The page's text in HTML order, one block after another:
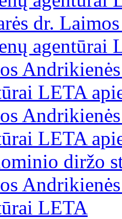
dr.
agentūrai
LETA
LETA
diržo
LETA